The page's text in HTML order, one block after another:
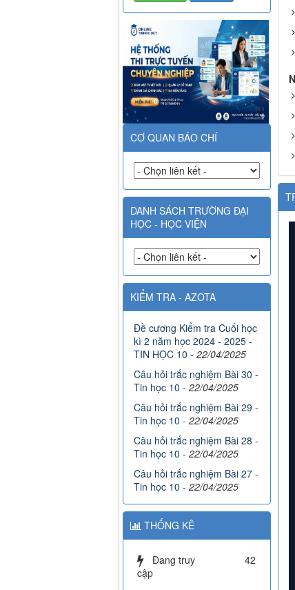
CƠ QUAN BÁO CHÍ
DANH SÁCH TRƯỜNG ĐẠI
HỌC - HỌC VIỆN
KIỂM TRA - AZOTA
Đề cương Kiểm tra Cuối học
kì 2 năm học 2024 - 2025 -
TIN HỌC 10 - 22/04/2025
Câu hỏi trắc nghiệm Bài 30 -
Tin học 10 - 22/04/2025
Câu hỏi trắc nghiệm Bài 29 -
Tin học 10 - 22/04/2025
Câu hỏi trắc nghiệm Bài 28 -
Tin học 10 - 22/04/2025
Câu hỏi trắc nghiệm Bài 27 -
Tin học 10 - 22/04/2025
THỐNG KÊ
Đang truy
cập
42